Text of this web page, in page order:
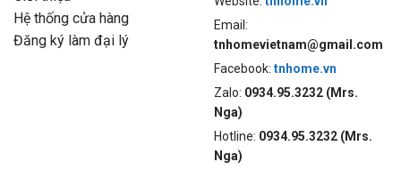
Hệ thống cửa hàng
Đăng ký làm đại lý
Email:
tnhomevietnam@gmail.com
Facebook: tnhome.vn
Zalo: 0934.95.3232 (Mrs.
Nga)
Hotline: 0934.95.3232 (Mrs.
Nga)